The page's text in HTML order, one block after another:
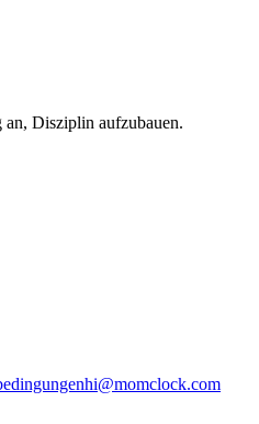
Disziplin aufzubauen.
hi@momclock.com